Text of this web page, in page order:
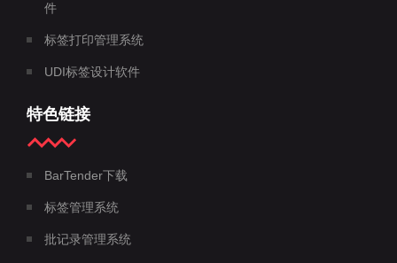
件
标签打印管理系统
UDI标签设计软件
特色链接
BarTender下载
标签管理系统
批记录管理系统